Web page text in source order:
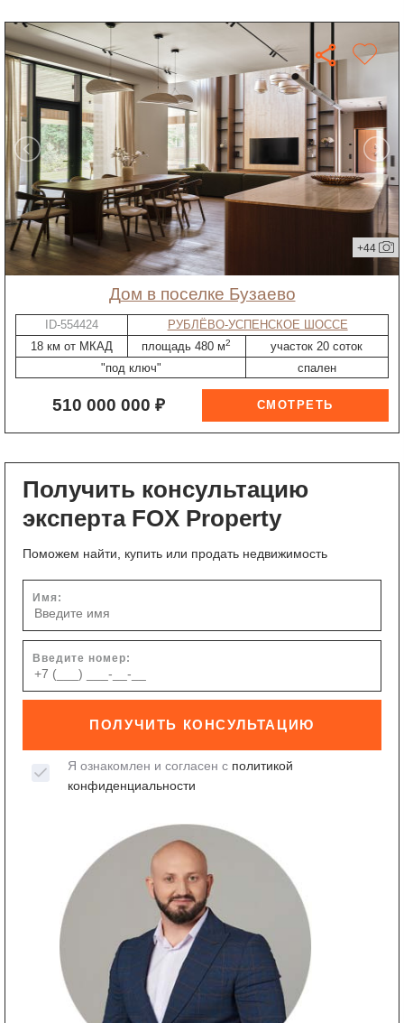
+44
дом в поселке Бузаево
ID-554424
РУБЛЁВО-УСПЕНСКОЕ ШОССЕ
18 км от МКАД
площадь 480 м2
участок 20 соток
"под ключ"
спален
510 000 000 ₽
Получить консультацию
эксперта FOX Property
Поможем найти, купить или продать недвижимость
Имя:
Введите номер:
ПОЛУЧИТЬ КОНСУЛЬТАЦИЮ
Я ознакомлен и согласен с политикой
конфиденциальности